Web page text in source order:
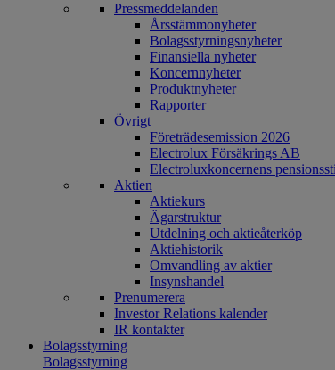
Pressmeddelanden
Årsstämmonyheter
Bolagsstyrningsnyheter
Finansiella nyheter
Koncernnyheter
Produktnyheter
Rapporter
Övrigt
Företrädesemission 2026
Electrolux Försäkrings AB
Electroluxkoncernens
Aktien
Aktiekurs
Ägarstruktur
Utdelning och aktieåterköp
Aktiehistorik
Omvandling av aktier
Insynshandel
Prenumerera
Investor Relations kalender
IR kontakter
Bolagsstyrning
Bolagsstyrning